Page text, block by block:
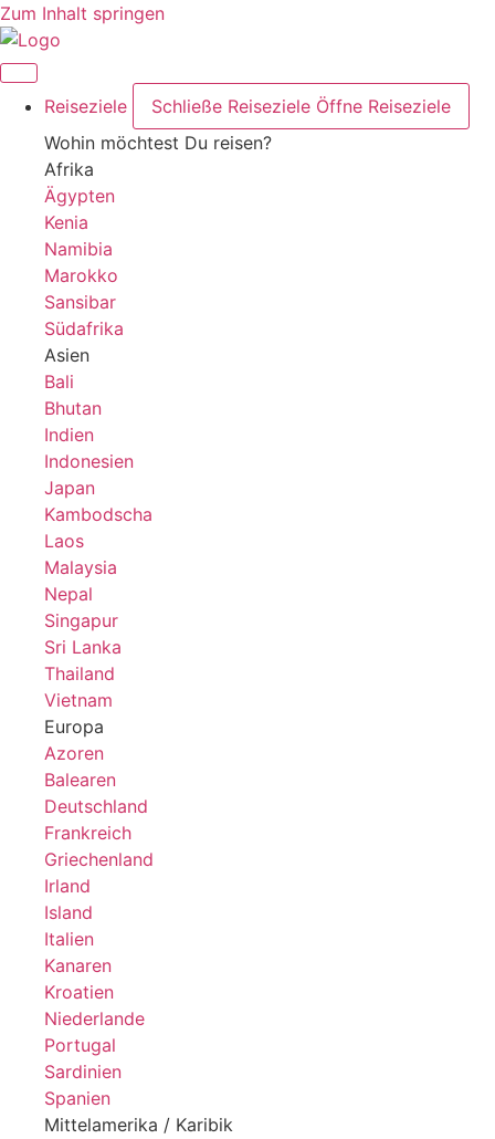
Zum Inhalt springen
Reiseziele Schließe Reiseziele Öffne Reiseziele
Wohin möchtest Du reisen?
Afrika
Ägypten
Kenia
Namibia
Marokko
Sansibar
Südafrika
Asien
Bali
Bhutan
Indien
Indonesien
Japan
Kambodscha
Laos
Malaysia
Nepal
Singapur
Sri Lanka
Thailand
Vietnam
Europa
Azoren
Balearen
Deutschland
Frankreich
Griechenland
Irland
Island
Italien
Kanaren
Kroatien
Niederlande
Portugal
Sardinien
Spanien
Mittelamerika / Karibik